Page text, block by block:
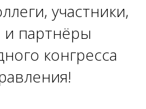
участники,
партнёры
конгресса